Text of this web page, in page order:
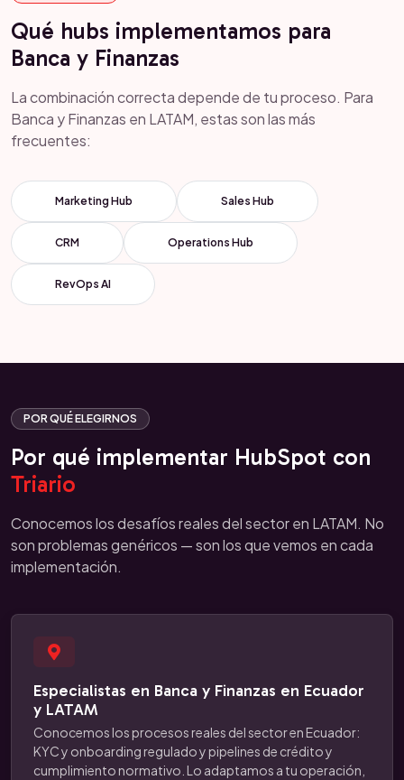
Qué hubs implementamos para
Banca y Finanzas
La combinación correcta depende de tu proceso. Para
Banca y Finanzas en LATAM, estas son las más
frecuentes:
Marketing Hub Sales Hub
CRM Operations Hub
RevOps AI
POR QUÉ ELEGIRNOS
Por qué implementar HubSpot con
Triario
Conocemos los desafíos reales del sector en LATAM. No
son problemas genéricos — son los que vemos en cada
implementación.
Especialistas en Banca y Finanzas en Ecuador
y LATAM
Conocemos los procesos reales del sector en Ecuador:
KYC y onboarding regulado y pipelines de crédito y
cumplimiento normativo. Lo adaptamos a tu operación,